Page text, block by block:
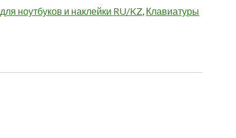
ноутбуков и наклейки RU/KZ Клавиатуры